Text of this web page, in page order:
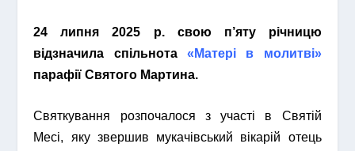
24 липня 2025 р. свою п’яту річницю
відзначила спільнота «Матері в молитві»
парафії Святого Мартина.
Святкування розпочалося з участі в Святій
Месі, яку звершив мукачівський вікарій отець